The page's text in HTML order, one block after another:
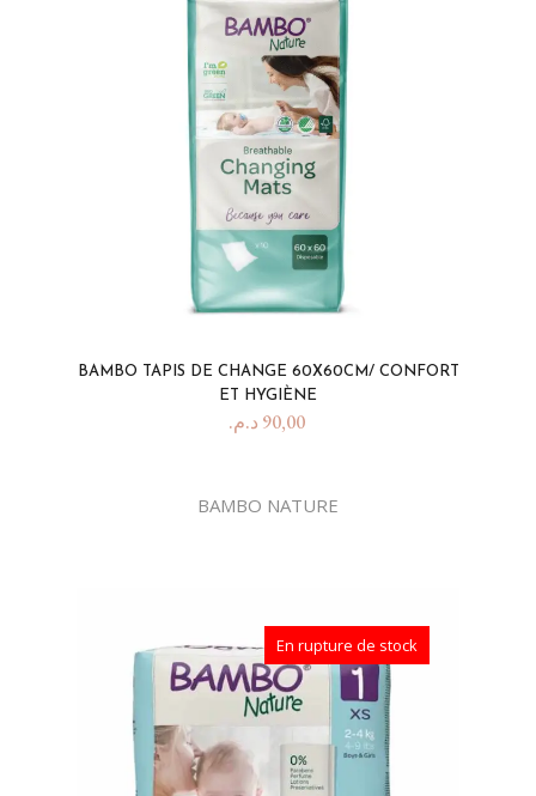
BAMBO TAPIS DE CHANGE 60X60CM/ CONFORT
ET HYGIÈNE
90,00 د.م.
BAMBO NATURE
En rupture de stock